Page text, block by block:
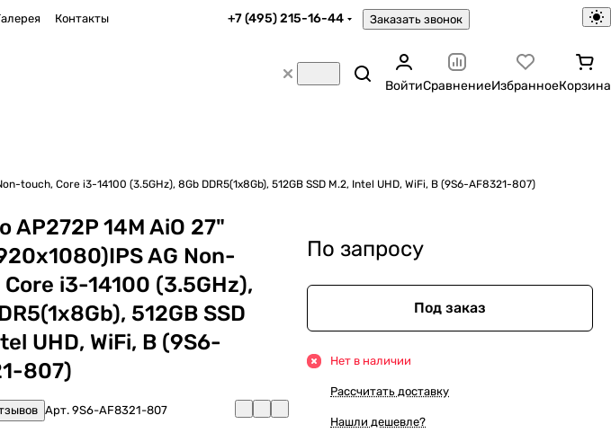
Контакты +7 (495) 215-16-44 Заказать звонок
ВойтиСравнениеИзбранноеКорзина
touch, Core i3-14100 (3.5GHz), 8Gb DDR5(1x8Gb), 512GB SSD M.2, Intel UHD, WiFi, B (9S6-AF8321-807)
AP272P 14M AiO 27"
AG Non-
i3-14100 (3.5GHz),
512GB SSD
UHD, WiFi, B (9S6-
807)
Арт.9S6-AF8321-807
По запросу
Под заказ
Нет в наличии
Рассчитать доставку
Нашли дешевле?